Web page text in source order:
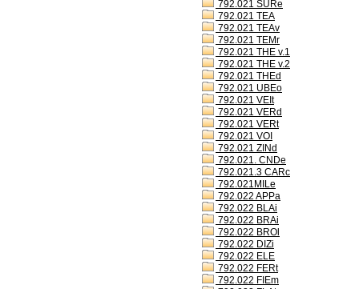
792.021 SURe
792.021 TEA
792.021 TEAv
792.021 TEMr
792.021 THE v.1
792.021 THE v.2
792.021 THEd
792.021 UBEo
792.021 VEIt
792.021 VERd
792.021 VERt
792.021 VOI
792.021 ZINd
792.021. CNDe
792.021.3 CARc
792.021MILe
792.022 APPa
792.022 BLAi
792.022 BRAi
792.022 BROl
792.022 DIZi
792.022 ELE
792.022 FERt
792.022 FIEm